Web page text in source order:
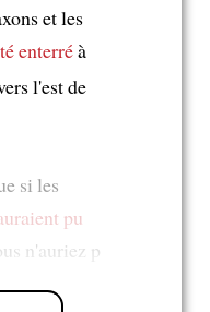
et les
enterréà
l'est de
si les
pu
n'auriez p